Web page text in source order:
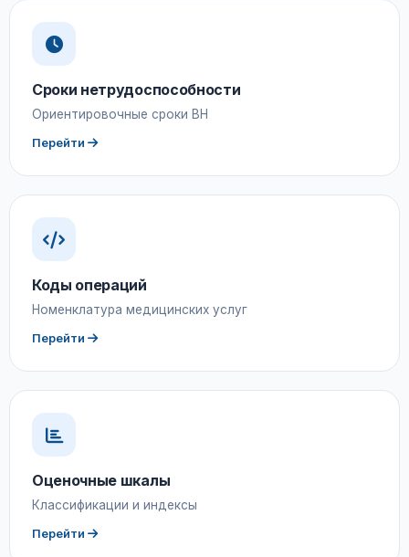
Сроки нетрудоспособности
Ориентировочные сроки ВН
Перейти
Коды операций
Номенклатура медицинских услуг
Перейти
Оценочные шкалы
Классификации и индексы
Перейти